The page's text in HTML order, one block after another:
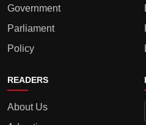
Government
Parliament
Policy
READERS
About Us